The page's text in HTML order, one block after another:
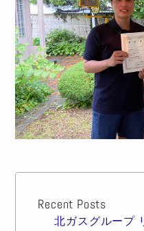
Recent Posts
北ガスグループ